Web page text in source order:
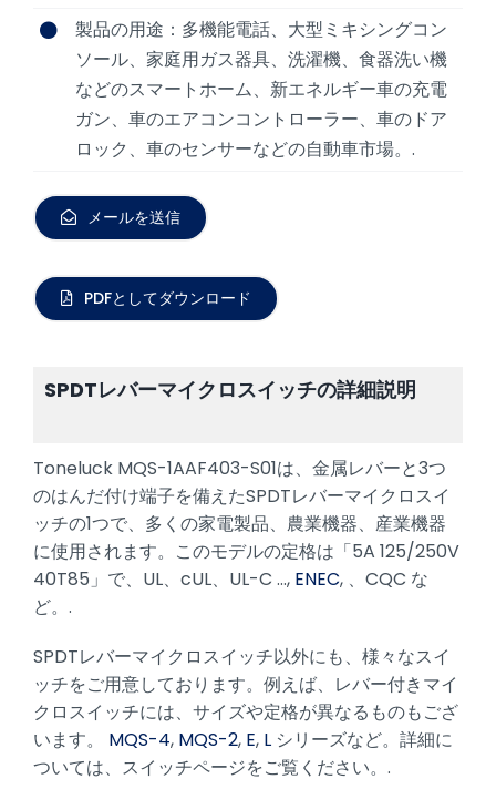
製品の用途：多機能電話、大型ミキシングコン
ソール、家庭用ガス器具、洗濯機、食器洗い機
などのスマートホーム、新エネルギー車の充電
ガン、車のエアコンコントローラー、車のドア
ロック、車のセンサーなどの自動車市場。.
メールを送信
PDFとしてダウンロード
SPDTレバーマイクロスイッチの詳細説明
Toneluck MQS-1AAF403-S01は、金属レバーと3つ
のはんだ付け端子を備えたSPDTレバーマイクロスイ
ッチの1つで、多くの家電製品、農業機器、産業機器
に使用されます。このモデルの定格は「5A 125/250V
40T85」で、UL、cUL、UL-C ..., ENEC, 、CQC な
ど。.
SPDTレバーマイクロスイッチ以外にも、様々なスイ
ッチをご用意しております。例えば、レバー付きマイ
クロスイッチには、サイズや定格が異なるものもござ
います。 MQS-4, MQS-2, E, Lシリーズなど。詳細に
ついては、スイッチページをご覧ください。.